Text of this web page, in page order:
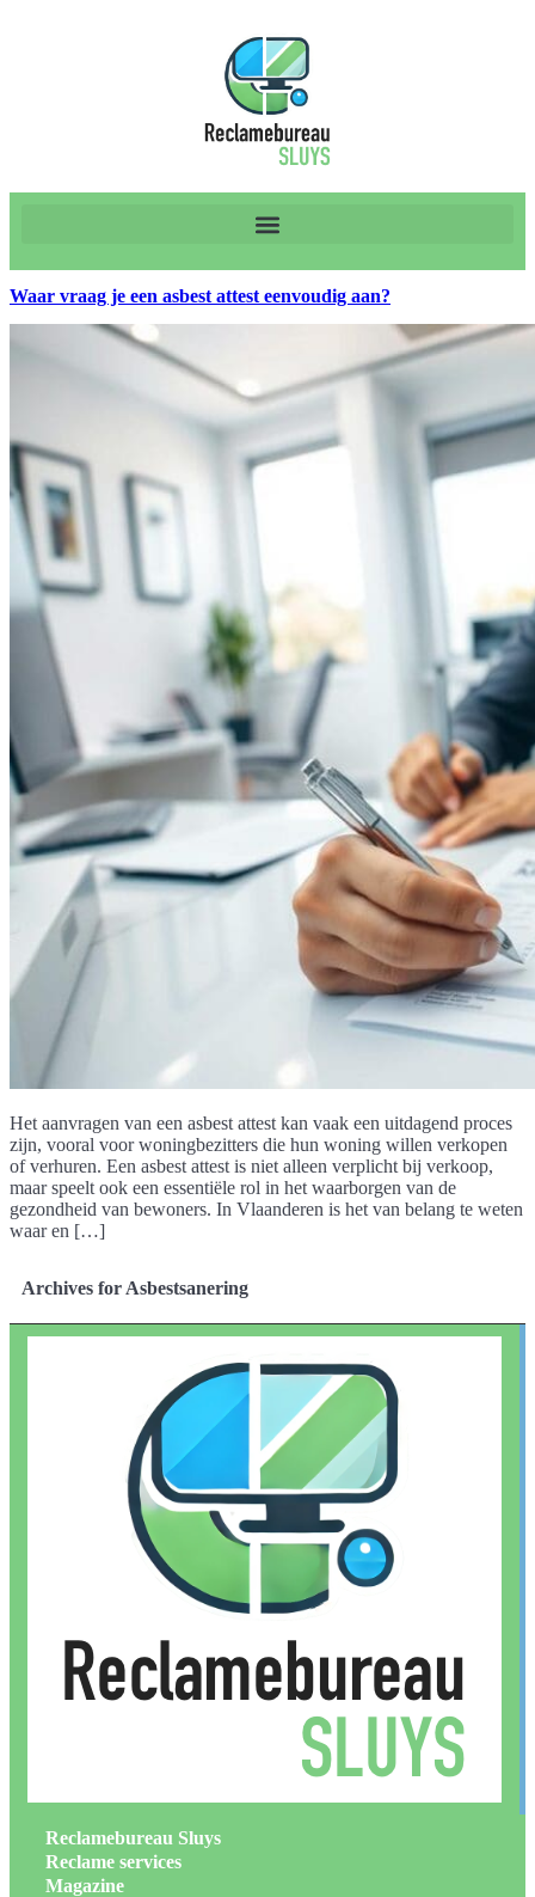
Waar vraag je een asbest attest eenvoudig aan?
Het aanvragen van een asbest attest kan vaak een uitdagend proces
zijn, vooral voor woningbezitters die hun woning willen verkopen
of verhuren. Een asbest attest is niet alleen verplicht bij verkoop,
maar speelt ook een essentiële rol in het waarborgen van de
gezondheid van bewoners. In Vlaanderen is het van belang te weten
waar en […]
Archives for Asbestsanering
Reclamebureau Sluys
Reclame services
Magazine